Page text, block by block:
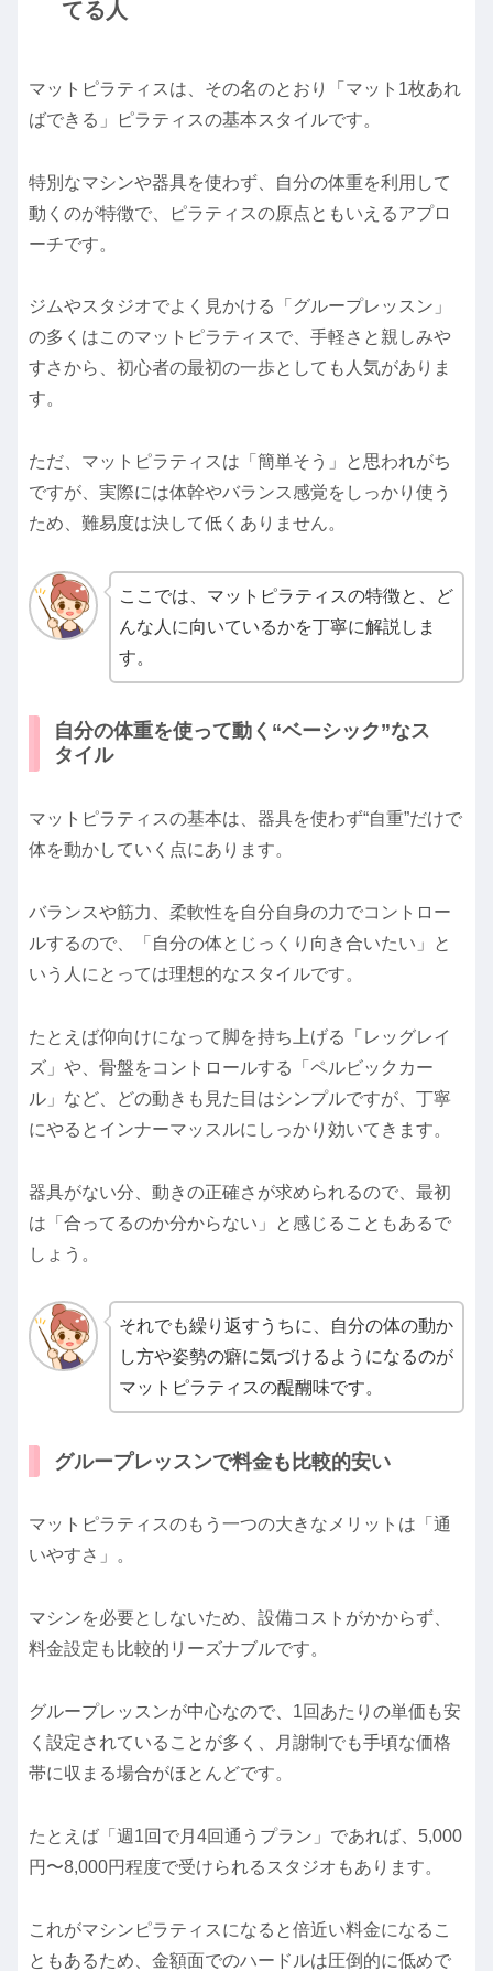
てる人
マットピラティスは、その名のとおり「マット1枚あれ
ばできる」ピラティスの基本スタイルです。
特別なマシンや器具を使わず、自分の体重を利用して
動くのが特徴で、ピラティスの原点ともいえるアプロ
ーチです。
ジムやスタジオでよく見かける「グループレッスン」
の多くはこのマットピラティスで、手軽さと親しみや
すさから、初心者の最初の一歩としても人気がありま
す。
ただ、マットピラティスは「簡単そう」と思われがち
ですが、実際には体幹やバランス感覚をしっかり使う
ため、難易度は決して低くありません。
ここでは、マットピラティスの特徴と、ど
んな人に向いているかを丁寧に解説しま
す。
自分の体重を使って動く“ベーシック”なス
タイル
マットピラティスの基本は、器具を使わず“自重”だけで
体を動かしていく点にあります。
バランスや筋力、柔軟性を自分自身の力でコントロー
ルするので、「自分の体とじっくり向き合いたい」と
いう人にとっては理想的なスタイルです。
たとえば仰向けになって脚を持ち上げる「レッグレイ
ズ」や、骨盤をコントロールする「ペルビックカー
ル」など、どの動きも見た目はシンプルですが、丁寧
にやるとインナーマッスルにしっかり効いてきます。
器具がない分、動きの正確さが求められるので、最初
は「合ってるのか分からない」と感じることもあるで
しょう。
それでも繰り返すうちに、自分の体の動か
し方や姿勢の癖に気づけるようになるのが
マットピラティスの醍醐味です。
グループレッスンで料金も比較的安い
マットピラティスのもう一つの大きなメリットは「通
いやすさ」。
マシンを必要としないため、設備コストがかからず、
料金設定も比較的リーズナブルです。
グループレッスンが中心なので、1回あたりの単価も安
く設定されていることが多く、月謝制でも手頃な価格
帯に収まる場合がほとんどです。
たとえば「週1回で月4回通うプラン」であれば、5,000
円〜8,000円程度で受けられるスタジオもあります。
これがマシンピラティスになると倍近い料金になるこ
ともあるため、金額面でのハードルは圧倒的に低めで